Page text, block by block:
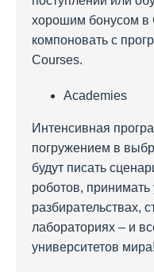
хорошим бонусом в
компоновать с
Courses.
Academies
Интенсивная
погружением в
будут писать
роботов, принимать
разбирательствах,
лабораториях – и
университетов